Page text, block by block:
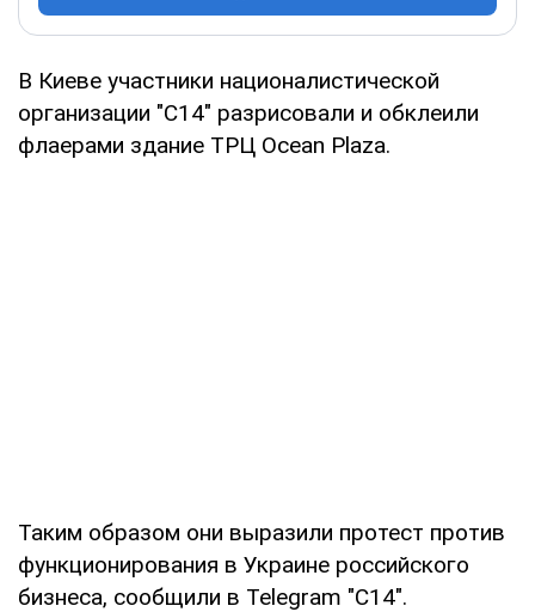
В Киеве участники националистической
организации "С14" разрисовали и обклеили
флаерами здание ТРЦ Oceаn Plaza.
Таким образом они выразили протест против
функционирования в Украине российского
бизнеса, сообщили в Telegram "C14".